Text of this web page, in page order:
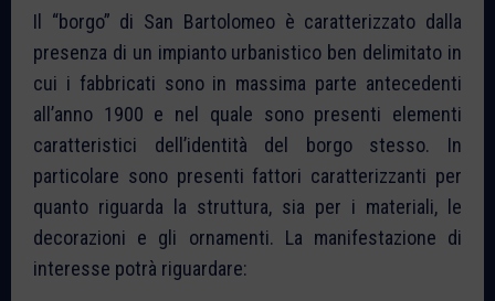
Il “borgo” di San Bartolomeo è caratterizzato dalla
presenza di un impianto urbanistico ben delimitato in
cui i fabbricati sono in massima parte antecedenti
all’anno 1900 e nel quale sono presenti elementi
caratteristici dell’identità del borgo stesso. In
particolare sono presenti fattori caratterizzanti per
quanto riguarda la struttura, sia per i materiali, le
decorazioni e gli ornamenti. La manifestazione di
interesse potrà riguardare: